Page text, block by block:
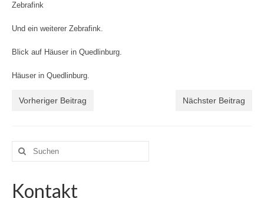
Zebrafink
Und ein weiterer Zebrafink.
Blick auf Häuser in Quedlinburg.
Häuser in Quedlinburg.
Vorheriger Beitrag Nächster Beitrag
Suche
nach:
Kontakt